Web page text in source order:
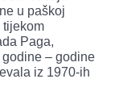
u paškoj
tijekom
Paga,
– godine
iz 1970-ih